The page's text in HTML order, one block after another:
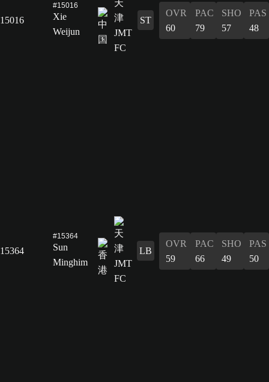
15016
#15016
Xie
Weijun
ST
OVR
60
PAC
79
SHO
57
PAS
48
15364
#15364
Sun
Minghim
LB
OVR
59
PAC
66
SHO
49
PAS
50